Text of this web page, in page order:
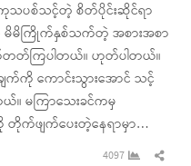
သပစ်သင့်တဲ့ စိတ်ပိုင်းဆိုင်ရာ
မိမိကြိုက်နှစ်သက်တဲ့ အစားအစာ
က်တတ်ကြပါတယ်။ ဟုတ်ပါတယ်။
က်ကို ကောင်းသွားအောင် သင့်
။ မကြာသေးခင်ကမှ
က်ဖျက်ပေးတဲ့နေရာမှာ…
4097